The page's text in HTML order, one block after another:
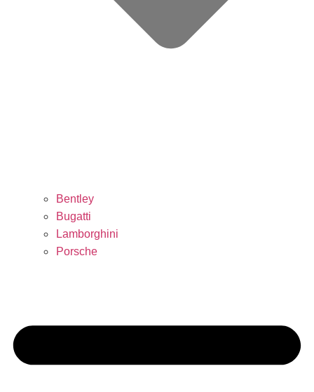
Bentley
Bugatti
Lamborghini
Porsche